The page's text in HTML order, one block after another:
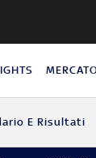
E Risultati